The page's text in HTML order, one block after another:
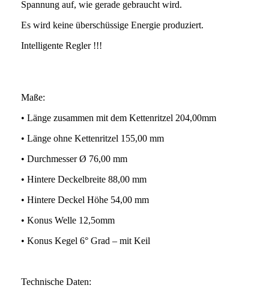
Spannung auf, wie gerade gebraucht wird.
Es wird keine überschüssige Energie produziert.
Intelligente Regler !!!
Maße:
• Länge zusammen mit dem Kettenritzel 204,00mm
• Länge ohne Kettenritzel 155,00 mm
• Durchmesser Ø 76,00 mm
• Hintere Deckelbreite 88,00 mm
• Hintere Deckel Höhe 54,00 mm
• Konus Welle 12,5omm
• Konus Kegel 6° Grad – mit Keil
Technische Daten: